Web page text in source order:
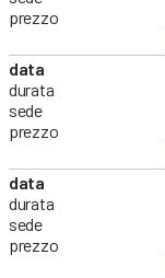
prezzo
data
durata
sede
prezzo
data
durata
sede
prezzo